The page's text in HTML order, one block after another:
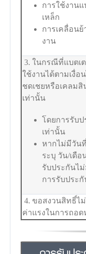
การใช้งานแ
เหล็ก
การเคลื่อนย้
งาน
3. ในกรณีที่แบตเ
ใช้งานได้ตามเงื่อ
ชดเชยหรือเคลมสิ
เท่านั้น
โดยการรับ
เท่านั้น
หากไม่มีวัน
ระบุ วัน/เดือ
รับประกันไ
การรับประ
4. ขอสงวนสิทธิ์ไ
ค่าแรงในการถอด